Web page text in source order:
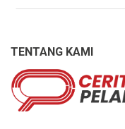
TENTANG KAMI